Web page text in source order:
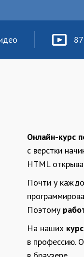
Онлайн-курс
с верстки
HTML
Почти у
Поэтому
На наших
в профессию.